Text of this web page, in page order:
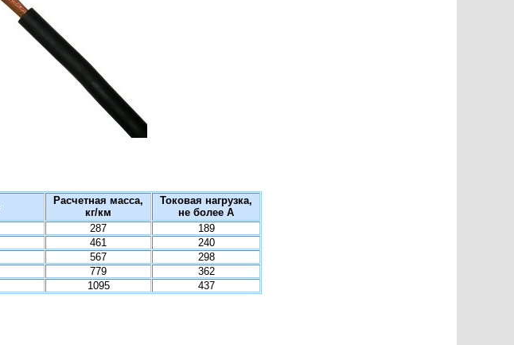
Расчетная масса,
кг/км
Токовая нагрузка,
не более А
287
189
461
240
567
298
779
362
1095 437